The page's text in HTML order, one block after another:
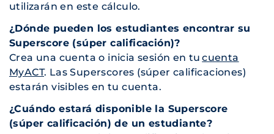
utilizarán en este cálculo.
¿Dónde pueden los estudiantes encontrar su
Superscore (súper calificación)?
Crea una cuenta o inicia sesión en tucuenta
MyACT. Las Superscores (súper calificaciones)
estarán visibles en tu cuenta.
¿Cuándo estará disponible la Superscore
(súper calificación) de un estudiante?